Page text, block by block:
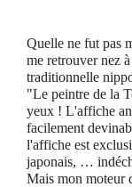
Quelle ne fut pas
me retrouver nez
traditionnelle
"Le peintre de la
yeux ! L'affiche
facilement
l'affiche est
japonais, …
Mais mon moteur